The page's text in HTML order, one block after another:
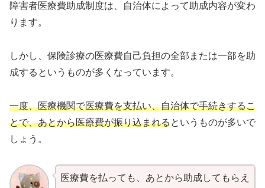
障害者医療費助成制度は、自治体によって助成内容が変わ
ります。
しかし、保険診療の医療費自己負担の全部または一部を助
成するというものが多くなっています。
一度、医療機関で医療費を支払い、自治体で手続きするこ
とで、あとから医療費が振り込まれるというものが多いで
しょう。
医療費を払っても、あとから助成してもらえ